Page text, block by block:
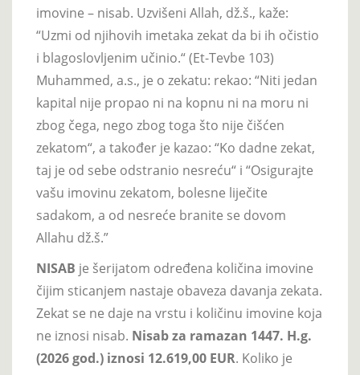
imovine – nisab. Uzvišeni Allah, dž.š., kaže:
“Uzmi od njihovih imetaka zekat da bi ih očistio
i blagoslovljenim učinio.“ (Et-Tevbe 103)
Muhammed, a.s., je o zekatu: rekao: “Niti jedan
kapital nije propao ni na kopnu ni na moru ni
zbog čega, nego zbog toga što nije čišćen
zekatom“, a također je kazao: “Ko dadne zekat,
taj je od sebe odstranio nesreću“ i “Osigurajte
vašu imovinu zekatom, bolesne liječite
sadakom, a od nesreće branite se dovom
Allahu dž.š.”
NISAB je šerijatom određena količina imovine
čijim sticanjem nastaje obaveza davanja zekata.
Zekat se ne daje na vrstu i količinu imovine koja
ne iznosi nisab. Nisab za ramazan 1447. H.g.
(2026 god.) iznosi 12.619,00 EUR. Koliko je